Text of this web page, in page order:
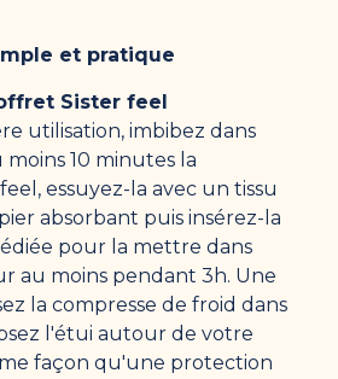
et pratique
Sister feel
utilisation, imbibez dans
10 minutes la
essuyez-la avec un tissu
absorbant puis insérez-la
pour la mettre dans
au moins pendant 3h. Une
la compresse de froid dans
l'étui autour de votre
façon qu'une protection